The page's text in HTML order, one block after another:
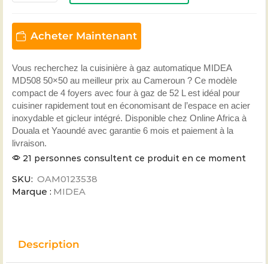
Acheter Maintenant
Vous recherchez la cuisinière à gaz automatique MIDEA
MD508 50×50 au meilleur prix au Cameroun ? Ce modèle
compact de 4 foyers avec four à gaz de 52 L est idéal pour
cuisiner rapidement tout en économisant de l’espace en acier
inoxydable et gicleur intégré. Disponible chez Online Africa à
Douala et Yaoundé avec garantie 6 mois et paiement à la
livraison.
21 personnes consultent ce produit en ce moment
SKU: OAM0123538
Marque : MIDEA
Description